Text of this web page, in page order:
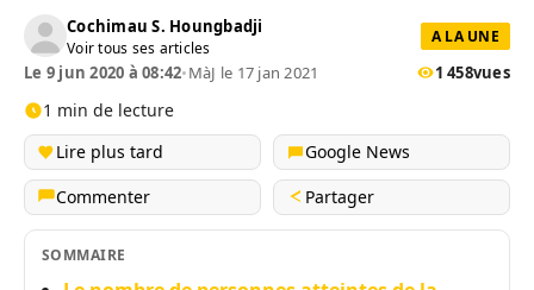
Cochimau S. Houngbadji
Voir tous ses articles
A LA UNE
Le 9 jun 2020 à 08:42•MàJ le 17 jan 2021 1 458vues
1 min de lecture
Lire plus tard
Google News
Commenter
Partager
SOMMAIRE